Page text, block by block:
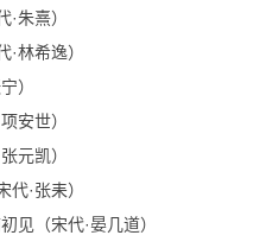
朱熹）
林希逸）
）
安世）
元凯）
·张耒）
见（宋代·晏几道）